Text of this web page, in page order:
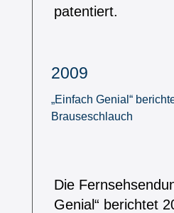
patentiert.
2009
„Einfach Genial“
Brauseschlauch
Die
Genial“ berichtet